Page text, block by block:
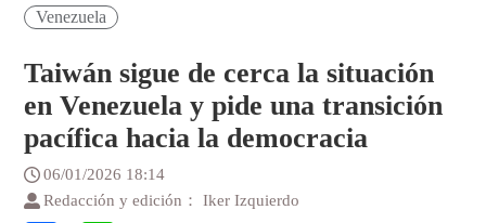
Venezuela
Taiwán sigue de cerca la situación
en Venezuela y pide una transición
pacífica hacia la democracia
06/01/2026 18:14
Redacción y edición： Iker Izquierdo